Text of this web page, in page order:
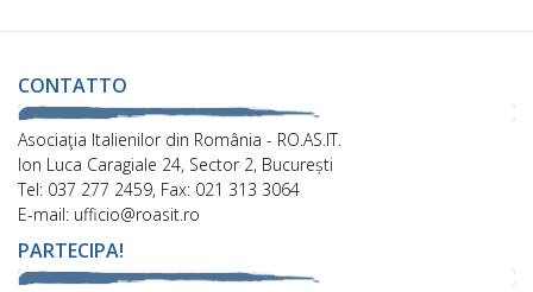
CONTATTO
Asociaţia Italienilor din România - RO.AS.IT.
Ion Luca Caragiale 24, Sector 2, București
Tel: 037 277 2459, Fax: 021 313 3064
E-mail: ufficio@roasit.ro
PARTECIPA!